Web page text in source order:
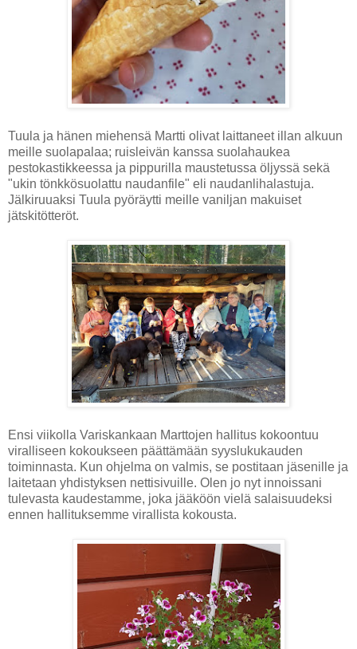
Tuula ja hänen miehensä Martti olivat laittaneet illan alkuun
meille suolapalaa; ruisleivän kanssa suolahaukea
pestokastikkeessa ja pippurilla maustetussa öljyssä sekä
"ukin tönkkösuolattu naudanfile" eli naudanlihalastuja.
Jälkiruuaksi Tuula pyöräytti meille vaniljan makuiset
jätskitötteröt.
Ensi viikolla Variskankaan Marttojen hallitus kokoontuu
viralliseen kokoukseen päättämään syyslukukauden
toiminnasta. Kun ohjelma on valmis, se postitaan jäsenille ja
laitetaan yhdistyksen nettisivuille. Olen jo nyt innoissani
tulevasta kaudestamme, joka jääköön vielä salaisuudeksi
ennen hallituksemme virallista kokousta.